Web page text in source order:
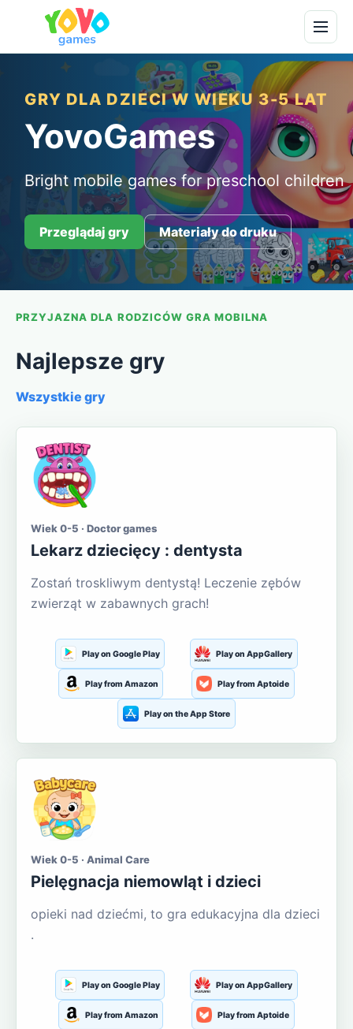
GRY DLA DZIECI W WIEKU 3-5 LAT
YovoGames
Bright mobile games for preschool children
Przeglądaj gry Materiały do druku
PRZYJAZNA DLA RODZICÓW GRA MOBILNA
Najlepsze gry
Wszystkie gry
Wiek 0-5 · Doctor games
Lekarz dziecięcy : dentysta
Zostań troskliwym dentystą! Leczenie zębów
zwierząt w zabawnych grach!
Play on Google Play Play on AppGallery
Play from Amazon Play from Aptoide
Play on the App Store
Wiek 0-5 · Animal Care
Pielęgnacja niemowląt i dzieci
opieki nad dziećmi, to gra edukacyjna dla dzieci
.
Play on Google Play Play on AppGallery
Play from Amazon Play from Aptoide